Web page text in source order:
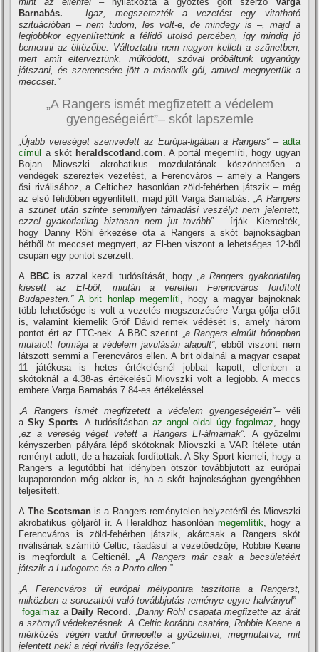
Barnabás. –Igaz, megszerezték a vezetést egy vitatható
szituációban – nem tudom, les volt-e, de mindegy is –, majd a
legjobbkor egyenlítettünk a félidő utolsó percében, így mindig jó
bemenni az öltözőbe. Változtatni nem nagyon kellett a szünetben,
mert amit elterveztünk, működött, szóval próbáltunk ugyanúgy
játszani, és szerencsére jött a második gól, amivel megnyertük a
meccset.”
„A Rangers ismét megfizetett a védelem
gyengeségeiért”– skót lapszemle
„Újabb vereséget szenvedett az Európa-ligában a Rangers”– adta
címül a skót heraldscotland.com . A portál megemlíti, hogy ugyan
Bojan Miovszki akrobatikus mozdulatának köszönhetően a
vendégek szereztek vezetést, a Ferencváros – amely a Rangers
ősi riválisához, a Celtichez hasonlóan zöld-fehérben játszik – még
az első félidőben egyenlített, majd jött Varga Barnabás. „ A Rangers
a szünet után szinte semmilyen támadási veszélyt nem jelentett,
ezzel gyakorlatilag biztosan nem jut tovább” – írják. Kiemelték,
hogy Danny Röhl érkezése óta a Rangers a skót bajnokságban
hétből öt meccset megnyert, az El-ben viszont a lehetséges 12-ből
csupán egy pontot szerzett.
A
BBCis azzal kezdi tudósítását, hogy
„a Rangers gyakorlatilag
kiesett az El-ből, miután a veretlen Ferencváros fordított
Budapesten.” A brit honlap megemlíti , hogy a magyar bajnoknak
több lehetősége is volt a vezetés megszerzésére Varga gólja előtt
is, valamint kiemelik Gróf Dávid remek védését is, amely három
pontot ért az FTC-nek. A BBC szerint „ a Rangers elmúlt hónapban
mutatott formája a védelem javulásán alapult”, ebből viszont nem
látszott semmi a Ferencváros ellen. A brit oldalnál a magyar csapat
11 játékosa is hetes értékelésnél jobbat kapott, ellenben a
skótoknál a 4.38-as értékelésű Miovszki volt a legjobb. A meccs
embere Varga Barnabás 7.84-es értékeléssel.
„A Rangers ismét megfizetett a védelem gyengeségeiért”– véli
aSky Sports . A tudósításban az angol oldal úgy fogalmaz , hogy
„ez a vereség véget vetett a Rangers El-álmainak”.
A győzelmi
kényszerben pályára lépő skótoknak Miovszki a VAR ítélete után
reményt adott, de a hazaiak fordítottak. A Sky Sport kiemeli, hogy a
Rangers a legutóbbi hat idényben ötször továbbjutott az európai
kupaporondon még akkor is, ha a skót bajnokságban gyengébben
teljesített.
A The Scotsman is a Rangers reménytelen helyzetéről és Miovszki
akrobatikus góljáról ír. A Heraldhoz hasonlóanmegemlítik , hogy a
Ferencváros is zöld-fehérben játszik, akárcsak a Rangers skót
riválisának számító Celtic, ráadásul a vezetőedzője, Robbie Keane
is megfordult a Celticnél.
„A Rangers már csak a becsületéért
játszik a Ludogorec és a Porto ellen.”
„A Ferencváros új európai mélypontra taszította a Rangerst,
miközben a sorozatból való továbbjutás reménye egyre halványul”–
fogalmaz a Daily Record
„Danny Röhl csapata megfizette az árát
a szörnyű védekezésnek. A Celtic korábbi csatára, Robbie Keane a
mérkőzés végén vadul ünnepelte a győzelmet, megmutatva, mit
jelentett neki a régi rivális legyőzése.”